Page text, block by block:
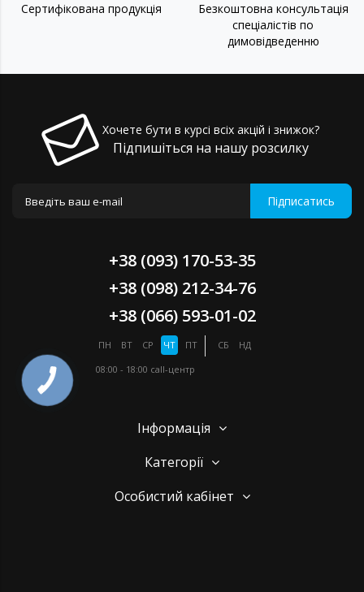
Сертифікована продукція
Безкоштовна консультація
спеціалістів по
димовідведенню
Хочете бути в курсі всіх акцій і знижок?
Підпишіться на нашу розсилку
Підписатись
+38 (093) 170-53-35
+38 (098) 212-34-76
+38 (066) 593-01-02
ПН ВТ СР ЧТ ПТ СБ
НД
08:00 - 18:00 call-центр
Інформація
Категорії
Особистий кабінет